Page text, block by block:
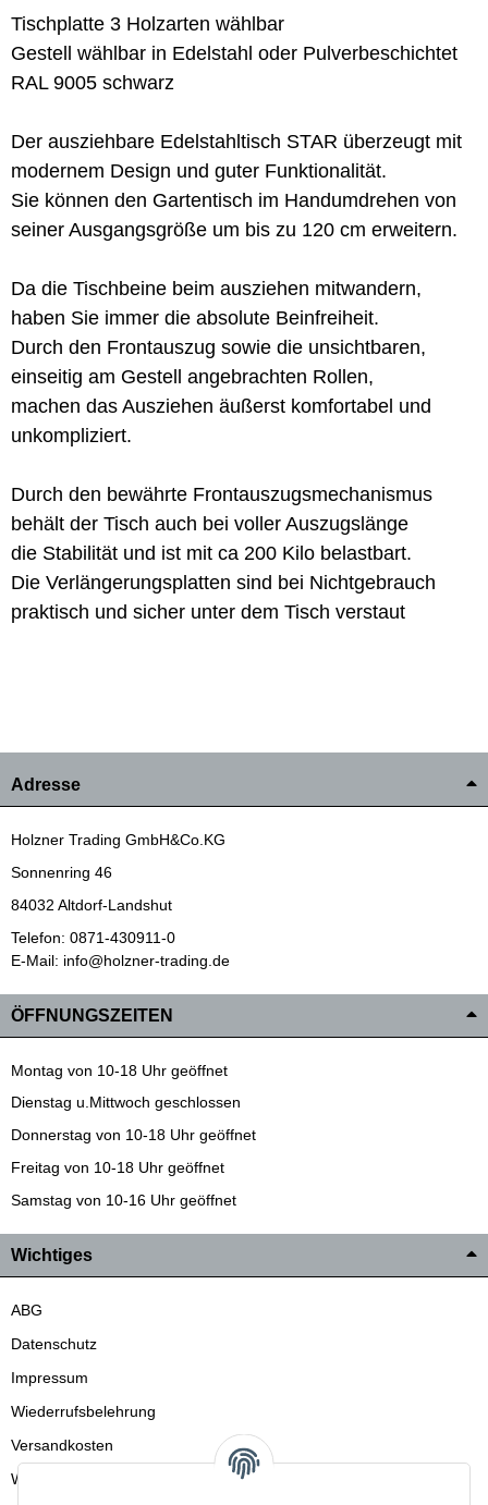
Tischplatte 3 Holzarten wählbar
Gestell wählbar in Edelstahl oder Pulverbeschichtet
RAL 9005 schwarz
Der ausziehbare Edelstahltisch STAR überzeugt mit
modernem Design und guter Funktionalität.
Sie können den Gartentisch im Handumdrehen von
seiner Ausgangsgröße um bis zu 120 cm erweitern.
Da die Tischbeine beim ausziehen mitwandern,
haben Sie immer die absolute Beinfreiheit.
Durch den Frontauszug sowie die unsichtbaren,
einseitig am Gestell angebrachten Rollen,
machen das Ausziehen äußerst komfortabel und
unkompliziert.
Durch den bewährte Frontauszugsmechanismus
behält der Tisch auch bei voller Auszugslänge
die Stabilität und ist mit ca 200 Kilo belastbart.
Die Verlängerungsplatten sind bei Nichtgebrauch
praktisch und sicher unter dem Tisch verstaut
Adresse
Holzner Trading GmbH&Co.KG
Sonnenring 46
84032 Altdorf-Landshut
Telefon: 0871-430911-0
E-Mail: info@holzner-trading.de
ÖFFNUNGSZEITEN
Montag von 10-18 Uhr geöffnet
Dienstag u.Mittwoch geschlossen
Donnerstag von 10-18 Uhr geöffnet
Freitag von 10-18 Uhr geöffnet
Samstag von 10-16 Uhr geöffnet
Wichtiges
ABG
Datenschutz
Impressum
Wiederrufsbelehrung
Versandkosten
Wir liefern auch in die Schweiz